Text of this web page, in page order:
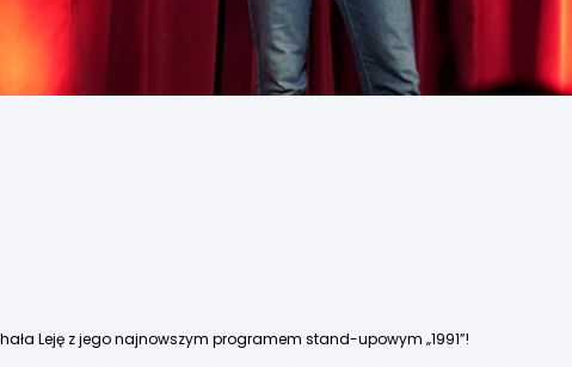
Leję z jego najnowszym programem stand-upowym „1991”!